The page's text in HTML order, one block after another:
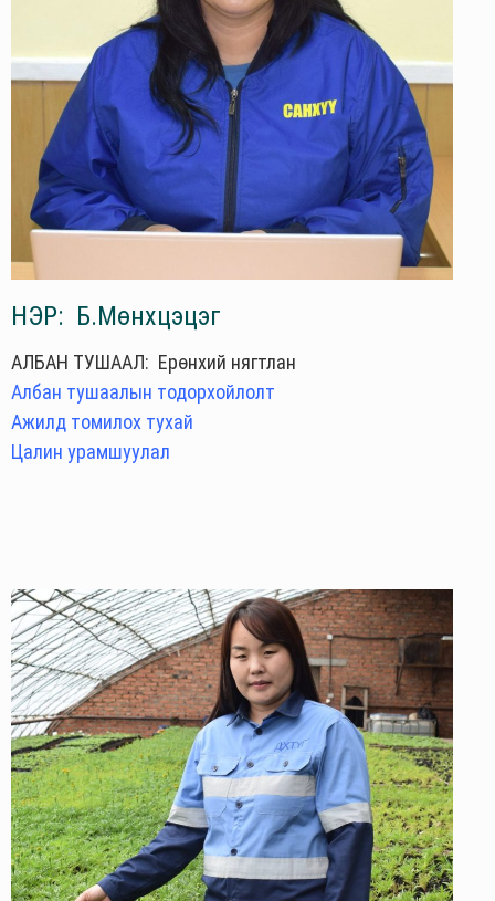
НЭР: Б.Мөнхцэцэг
АЛБАН ТУШААЛ: Ерөнхий нягтлан
Албан тушаалын тодорхойлолт
Ажилд томилох тухай
Цалин урамшуулал